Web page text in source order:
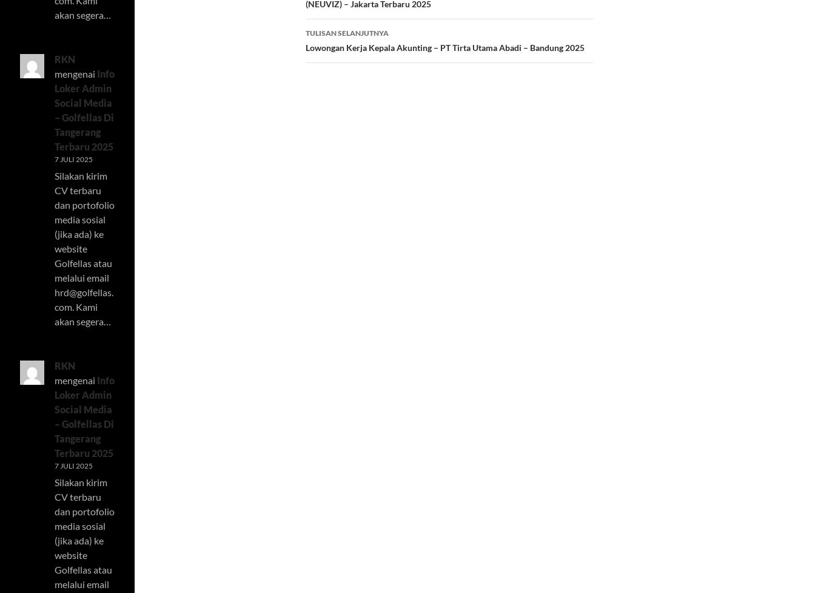
(NEUVIZ) – Jakarta Terbaru 2025
TULISAN SELANJUTNYA
Lowongan Kerja Kepala Akunting – PT Tirta Utama Abadi – Bandung 2025
akan segera…
RKN
mengenai Info
Loker Admin
Social Media
– Golfellas Di
Tangerang
Terbaru 2025
7 JULI 2025
Silakan kirim
CV terbaru
dan portofolio
media sosial
(jika ada) ke
website
Golfellas atau
melalui email
hrd@golfellas.
com. Kami
akan segera…
RKN
mengenai Info
Loker Admin
Social Media
– Golfellas Di
Tangerang
Terbaru 2025
7 JULI 2025
Silakan kirim
CV terbaru
dan portofolio
media sosial
(jika ada) ke
website
Golfellas atau
melalui email